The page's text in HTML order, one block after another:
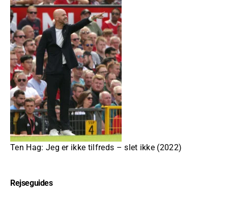
Ten Hag: Jeg er ikke tilfreds – slet ikke (2022)
Rejseguides